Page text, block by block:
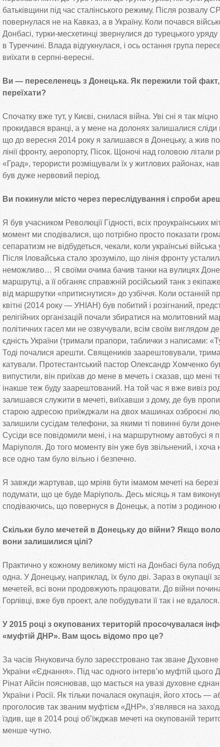
батьківщини під час сталінського режиму. Після розвалу
повернулася не на Кавказ, а в Україну. Коли почався
Донбасі, турки-месхетинці звернулися до турецького
в Туреччині. Влада відгукнулася, і ось остання група
виїхати в серпні-вересні.
Ви — переселенець з Донецька. Як пережили той
переїхати?
Спочатку вже тут, у Києві, снилася війна. Уві сні я так
прокидався вранці, а у мене на долонях залишалися сліди
що до вересня 2014 року я залишався в Донецьку, а жив
лінії фронту, аеропорту, Пісок. Щоночі над головою літали
«Град», терористи розміщували їх у житлових районах,
був дуже нервовий період.
Ви покинули місто через переслідування і спроби
Я був учасником Революції Гідності, всіх проукраїнських
момент ми сподівалися, що потрібно просто показати
сепаратизм не відбудеться, чекали, коли українські
Після Іловайська стало зрозуміло, що лінія фронту
неможливо… Я своїми очима бачив танки на вулицях
маршрутці, а її обганяє справжній російський танк з
від маршрутки «притиснутися» до узбіччя. Коли останній
квітні (2014 року — УНІАН) був побитий і розігнаний,
релігійних організацій почали збиратися на молитовний
політичних гасел ми не озвучували, всім своїм виглядом
єдність України (тримали прапори, таблички з написами:
Тоді почалися арешти. Священиків заарештовували,
катували. Протестантський пастор Олександр Хомченко
випустили, він приїхав до мене в мечеть і сказав, що мені
інакше теж буду заарештований. На той час я вже вивіз
залишався служити в мечеті, виїхавши з дому, де був
старою адресою приїжджали на двох машинах озброєні
залишили сусідам телефони, за якими ті повинні були
Сусіди все повідомили мені, і на маршрутному автобусі я
Маріуполя. До того моменту він уже був звільнений, і
все одно там було вільно і безпечно.
Я завжди жартував, що мріяв бути імамом мечеті на березі
подумати, що це буде Маріуполь. Десь місяць я там
сподіваючись, що повернуся в Донецьк, а потім з
Скільки було мечетей в Донецьку до війни? Якщо
вони залишилися цілі?
Практично у кожному великому місті на Донбасі була
одна. У Донецьку, наприклад, їх було дві. Зараз в окупації
мечетей, всі вони продовжують працювати. До війни
Горлівці, вже був проект, але побудувати її так і не вдалося.
У 2015 році з окупованих територій просочувалася
«муфтій ДНР». Вам щось відомо про це?
За часів Януковича було зареєстровано так зване
України «Єднання». Під час одного інтерв’ю муфтій цього
Рінат Айсін пояснював, що мається на увазі духовне
України і Росії. Як тільки почалася окупація, його хтось —
проголосив так званим муфтієм «ДНР», з’являвся на
їздив, ще в 2014 році об’їжджав мечеті на окупованій
менше чутно.